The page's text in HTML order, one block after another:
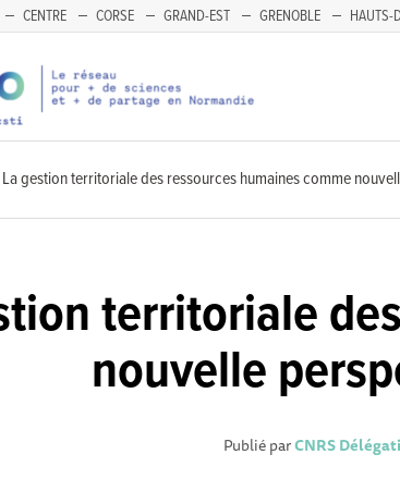
CENTRE CORSE GRAND-EST GRENOBLE HAUTS-
La gestion territoriale des ressources humaines comme
territoriale
nouvelle
Publié parCNRS